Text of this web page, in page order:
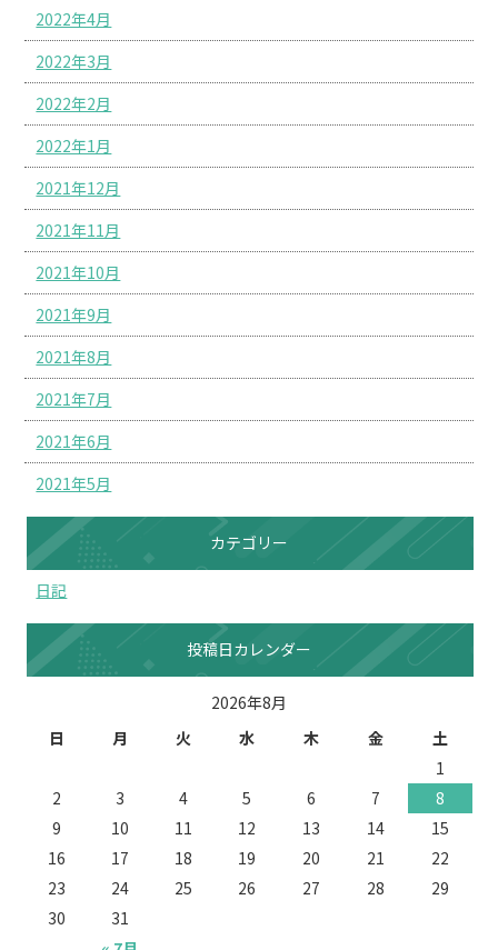
2022年4月
2022年3月
2022年2月
2022年1月
2021年12月
2021年11月
2021年10月
2021年9月
2021年8月
2021年7月
2021年6月
2021年5月
カテゴリー
日記
投稿日カレンダー
2026年8月
日
月 火 水 木 金 土
1
2
3 4 5 6 7
8
9
10 11 12 13 14
15
16
17 18 19 20 21
22
23
24 25 26 27 28
29
30
31